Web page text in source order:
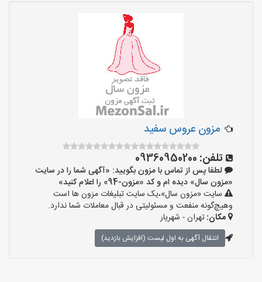
مزون عروس سفید
تلفن: 09360950200
لطفا پس از تماس با مزون بگویید: «آگهی شما را در سایت
«مزون سال» دیده ام و کد «مزون-94» را اعلام کنید»
سایت «مزون سال»،یک سایت تبلیغات مزون ها است
وهیچ‌گونه منفعت و مسئولیتی در قبال معاملات شما ندارد.
مکان:تهران - شهریار
انتقال آگهی به اول لیست (افزایش بازدید)